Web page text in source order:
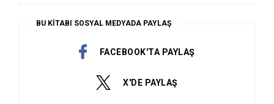
BU KİTABI SOSYAL MEDYADA PAYLAŞ
FACEBOOK'TA PAYLAŞ
X'DE PAYLAŞ